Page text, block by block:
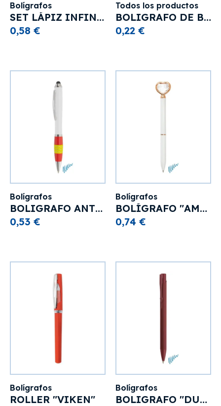
Bolígrafos
SET LÁPIZ INFINITO CON LIMA "DELINEANTE"
0,58 €
Todos los productos
BOLIGRAFO DE BAMBÚ CON TOUCH " RIVERSIDE"
0,22 €
Bolígrafos
BOLIGRAFO ANTIESTRÉS "BANDERA" ESPAÑA
0,53 €
Bolígrafos
BOLÍGRAFO "AMORE"
0,74 €
Bolígrafos
ROLLER "VIKEN"
Bolígrafos
BOLIGRAFO "DUVAL"